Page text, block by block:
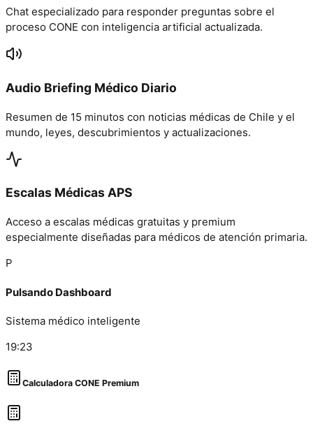
Chat especializado para responder preguntas sobre el
proceso CONE con inteligencia artificial actualizada.
Audio Briefing Médico Diario
Resumen de 15 minutos con noticias médicas de Chile y el
mundo, leyes, descubrimientos y actualizaciones.
Escalas Médicas APS
Acceso a escalas médicas gratuitas y premium
especialmente diseñadas para médicos de atención primaria.
P
Pulsando Dashboard
Sistema médico inteligente
19:23
Calculadora CONE Premium